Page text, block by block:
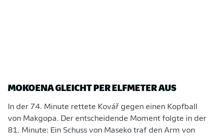
MOKOENA GLEICHT PER ELFMETER AUS
In der 74. Minute rettete Kovář gegen einen Kopfball
von Makgopa. Der entscheidende Moment folgte in der
81. Minute: Ein Schuss von Maseko traf den Arm von